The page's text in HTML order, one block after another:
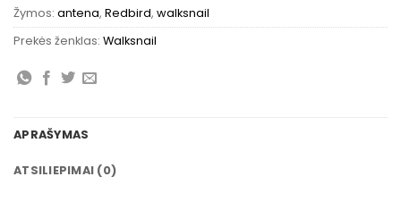
Žymos: antena, Redbird, walksnail
Prekės ženklas: Walksnail
APRAŠYMAS
ATSILIEPIMAI (0)